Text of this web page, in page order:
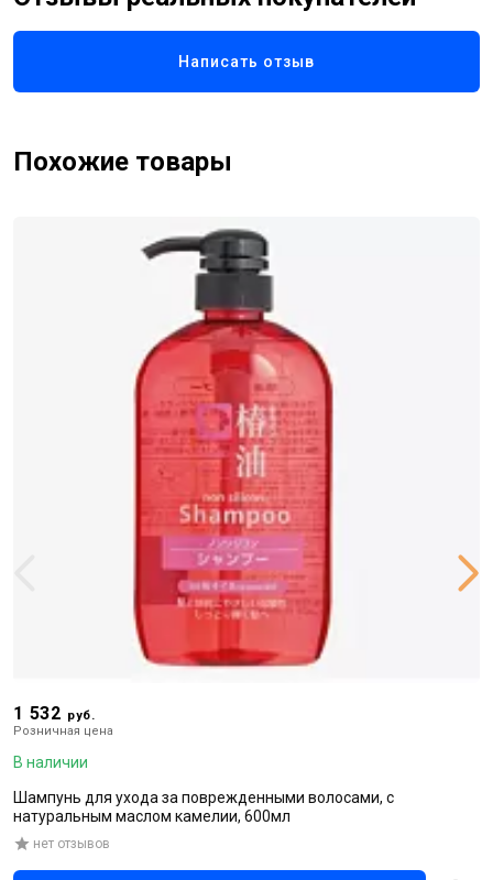
поврежденные и поврежденные волосы, укрепляет
волосы и сохраняет их влажными. Содержит коллаген
W (гидролизованный коллаген, водорастворимый
коллаген) и экстракт жемчужного протеина
Написать отзыв
Похожие товары
1 532 руб.
Розничная цена
В наличии
Шампунь для ухода за поврежденными волосами, с
натуральным маслом камелии, 600мл
нет отзывов